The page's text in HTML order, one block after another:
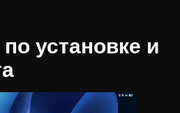
установке и